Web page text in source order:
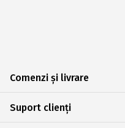
Comenzi și livrare
Suport clienți